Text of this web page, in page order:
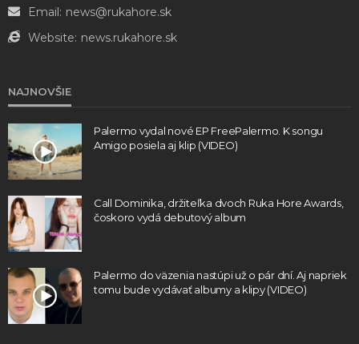
Email: news@rukahore.sk
Website: news.rukahore.sk
NAJNOVŠIE
Palermo vydal nové EP FreePalermo. K songu
Amigo posiela aj klip (VIDEO)
Call Dominika, držiteľka dvoch Ruka Hore Awards,
čoskoro vydá debutový album
Palermo do väzenia nastúpi už o pár dní. Aj napriek
tomu bude vydávať albumy a klipy (VIDEO)